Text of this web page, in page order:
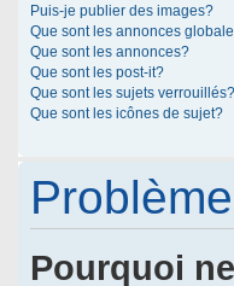
Puis-je publier des images?
Que sont les annonces
Que sont les annonces?
Que sont les post-it?
Que sont les sujets verrouillés?
Que sont les icônes de sujet?
Pourquoi